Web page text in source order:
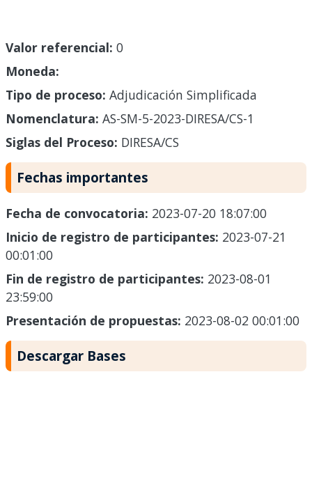
Valor referencial: 0
Moneda:
Tipo de proceso: Adjudicación Simplificada
Nomenclatura: AS-SM-5-2023-DIRESA/CS-1
Siglas del Proceso: DIRESA/CS
Fechas importantes
Fecha de convocatoria: 2023-07-20 18:07:00
Inicio de registro de participantes: 2023-07-21
00:01:00
Fin de registro de participantes: 2023-08-01
23:59:00
Presentación de propuestas: 2023-08-02 00:01:00
Descargar Bases